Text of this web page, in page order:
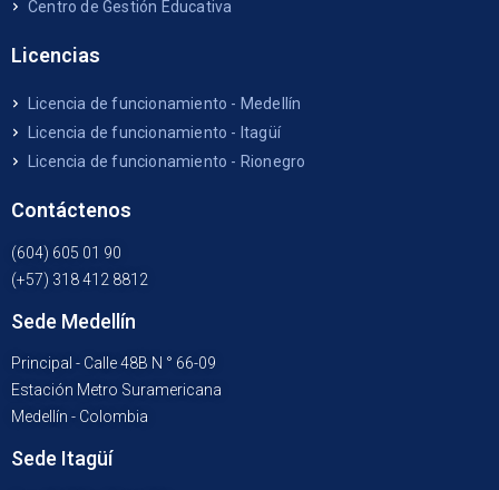
Centro de Gestión Educativa
Licencias
Licencia de funcionamiento - Medellín
Licencia de funcionamiento - Itagüí
Licencia de funcionamiento - Rionegro
Contáctenos
(604) 605 01 90
(+57) 318 412 8812
Sede Medellín
Principal - Calle 48B N ° 66-09
Estación Metro Suramericana
Medellín - Colombia
Sede Itagüí